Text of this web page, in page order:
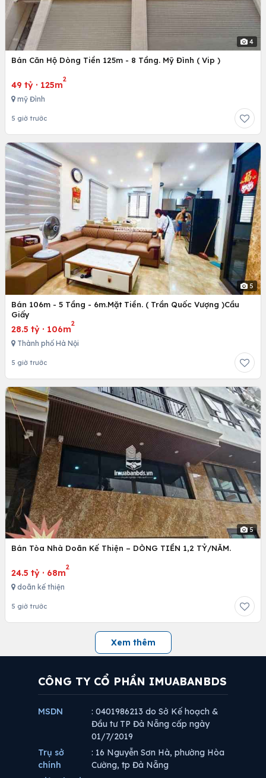
4
Bán Căn Hộ Dòng Tiền 125m - 8 Tầng. Mỹ Đình ( Vip )
49 tỷ · 125m
2
mỹ Đình
5 giờ trước
5
Bán 106m - 5 Tầng - 6m.Mặt Tiền. ( Trần Quốc Vượng )Cầu
Giấy
28.5 tỷ · 106m
2
Thành phố Hà Nội
5 giờ trước
5
Bán Tòa Nhà Doãn Kế Thiện – DÒNG TIỀN 1,2 TỶ/NĂM.
24.5 tỷ · 68m
2
doãn kế thiện
5 giờ trước
Xem thêm
CÔNG TY CỔ PHẦN IMUABANBDS
MSDN
: 0401986213 do Sở Kế hoạch &
Đầu tư TP Đà Nẵng cấp ngày
01/7/2019
Trụ sở
chính
: 16 Nguyễn Sơn Hà, phường Hòa
Cường, tp Đà Nẵng